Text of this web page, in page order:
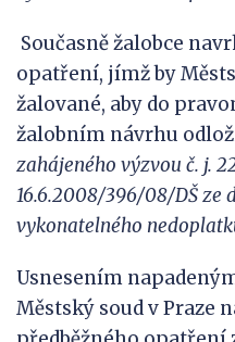
Současně žalobce
opatření, jímž by
žalované, aby do
žalobním návrhu
zahájeného výzvou č. j.
16.6.2008/396/08/DŠ ze
vykonatelného
Usnesením
Městský soud v Praze